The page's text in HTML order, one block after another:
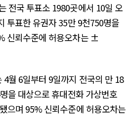
전국 투표소 1980곳에서 10일 오
투표한 유권자 35만 9천750명을
신뢰수준에 허용오차는 ±
4월 6일부터 9일까지 전국의 만 18
을 대상으로 휴대전화 가상번호
으며 95% 신뢰수준에 허용오차는